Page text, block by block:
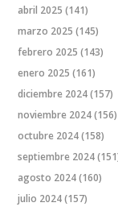
abril 2025 (141)
marzo 2025 (145)
febrero 2025 (143)
enero 2025 (161)
diciembre 2024(157)
noviembre 2024(156)
octubre 2024(158)
septiembre 2024
agosto 2024(160)
julio 2024(157)